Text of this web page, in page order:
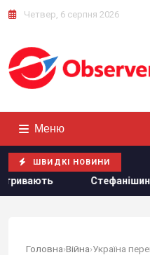
Четвер, 6 серпня 2026
Меню
ШВИДКІ НОВИНИ
в незаконному
Головна›Війна›